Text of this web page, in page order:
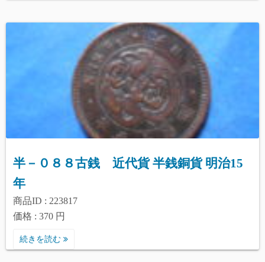
半－０８８古銭 近代貨 半銭銅貨 明治15
年
商品ID : 223817
価格 : 370 円
続きを読む